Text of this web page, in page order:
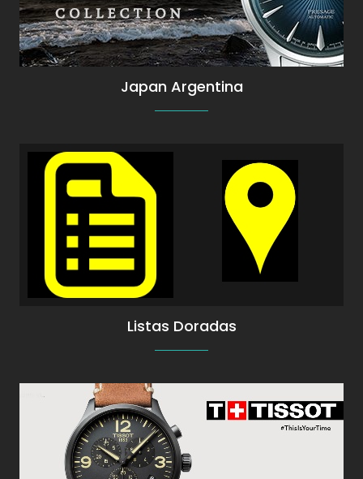
Japan Argentina
Guía Argentina de relojerías y Joyerías. Más
Listas Doradas
Relojes Tissot con Garantía de Tissot
Argentina